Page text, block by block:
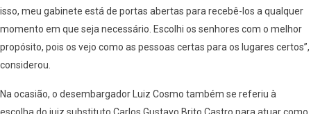
isso, meu gabinete está de portas abertas para recebê-los a qualquer
momento em que seja necessário. Escolhi os senhores com o melhor
propósito, pois os vejo como as pessoas certas para os lugares certos”,
considerou.
Na ocasião, o desembargador Luiz Cosmo também se referiu à